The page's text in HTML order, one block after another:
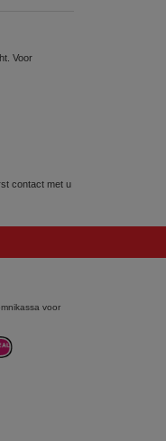
Voor
contact met u
voor